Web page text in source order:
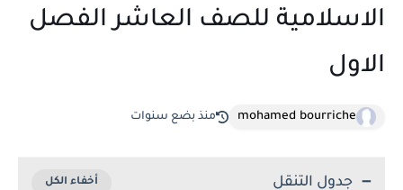
الاسلامية للصف العاشر الفصل
الاول
mohamed bourriche منذ بضع سنوات
جدول التنقل